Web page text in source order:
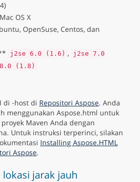
OS X
OpenSuse, Centos, dan
j2se 6.0 (1.6) , j2se 7.0
(1.8)
di -host di Repositori Aspose. Anda
menggunakan Aspose.html untuk
proyek Maven Anda dengan
Untuk instruksi terperinci, silakan
Installing Aspose.HTML
Aspose.
jarak jauh